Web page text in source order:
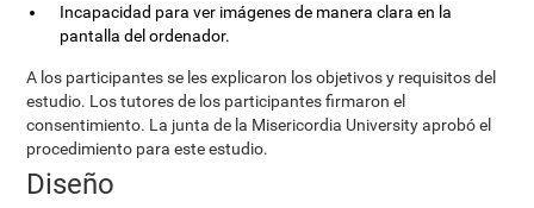
Incapacidad para ver imágenes de manera clara en la
pantalla del ordenador.
A los participantes se les explicaron los objetivos y requisitos del
estudio. Los tutores de los participantes firmaron el
consentimiento. La junta de la Misericordia University aprobó el
procedimiento para este estudio.
Diseño